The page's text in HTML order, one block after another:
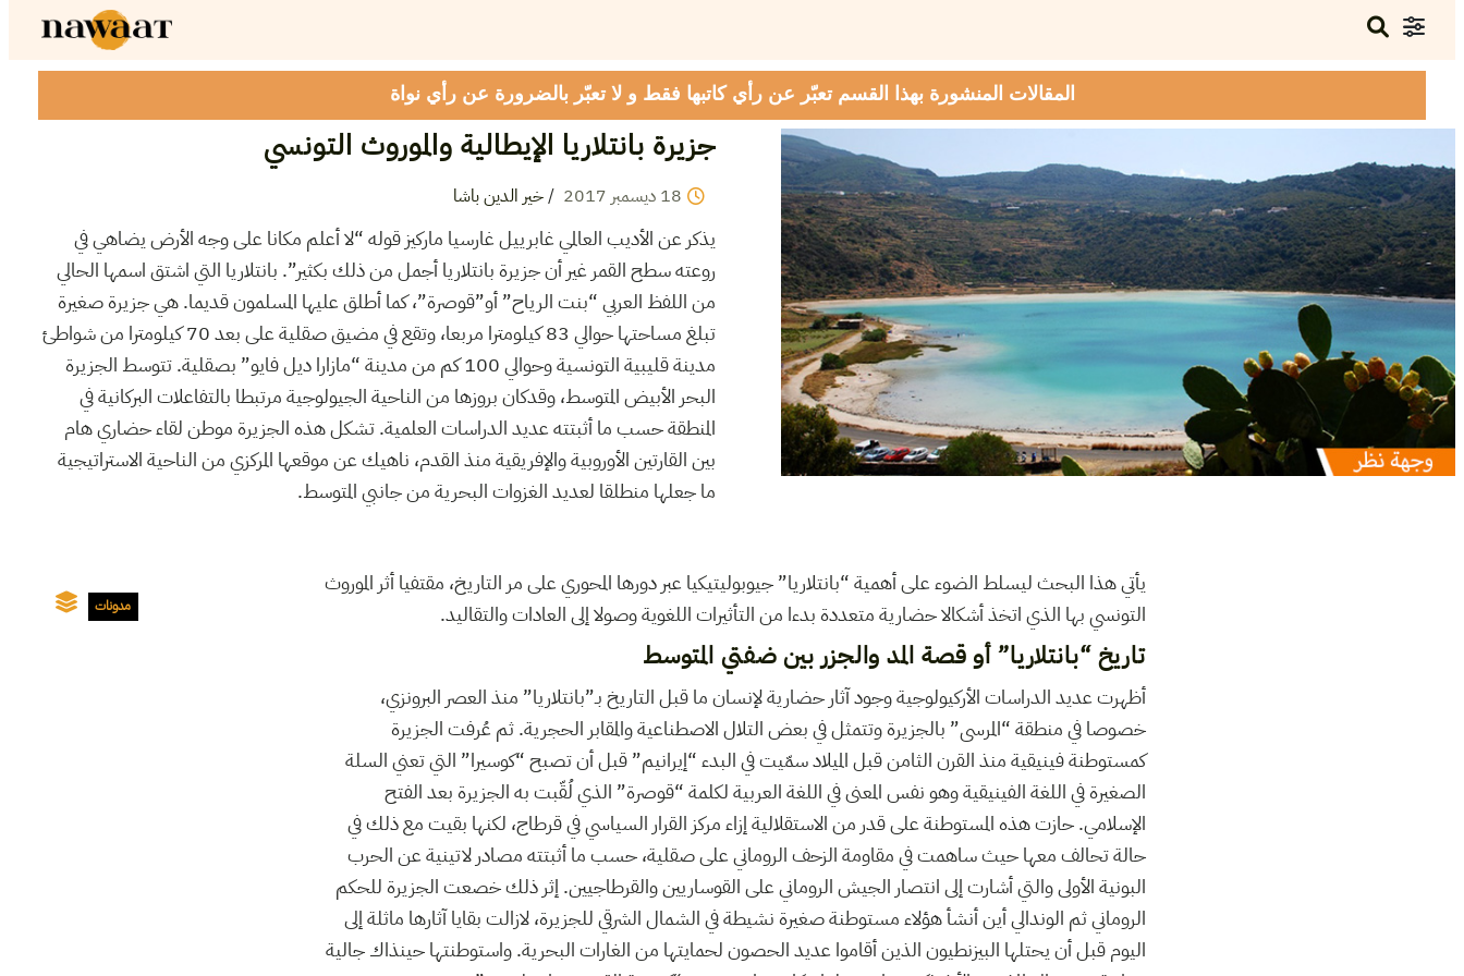
المقالات المنشورة بهذا القسم تعبّر عن رأي كاتبها فقط و لا تعبّر بالضرورة عن رأي نواة
جزيرة بانتلاريا الإيطالية والموروث التونسي
18 ديسمبر 2017
/خير الدين باشا
يذكر عن الأديب العالمي غابرييل غارسيا ماركيز قوله “لا أعلم مكانا على وجه الأرض يضاهي في
روعته سطح القمر غير أن جزيرة بانتلاريا أجمل من ذلك بكثير”. بانتلاريا التي اشتق اسمها الحالي
من اللفظ العربي “بنت الرياح” أو”قوصرة”، كما أطلق عليها المسلمون قديما. هي جزيرة صغيرة
تبلغ مساحتها حوالي 83 كيلومترا مربعا، وتقع في مضيق صقلية على بعد 70 كيلومترا من شواطئ
مدينة قليبية التونسية وحوالي 100 كم من مدينة “مازارا ديل فايو” بصقلية. تتوسط الجزيرة
البحر الأبيض المتوسط، وقدكان بروزها من الناحية الجيولوجية مرتبطا بالتفاعلات البركانية في
المنطقة حسب ما أثبتته عديد الدراسات العلمية. تشكل هذه الجزيرة موطن لقاء حضاري هام
بين القارتين الأوروبية والإفريقية منذ القدم، ناهيك عن موقعها المركزي من الناحية الاستراتيجية
ما جعلها منطلقا لعديد الغزوات البحرية من جانبي المتوسط.
مدونات
يأتي هذا البحث ليسلط الضوء على أهمية “بانتلاريا” جيوبوليتيكيا عبر دورها المحوري على مر التاريخ، مقتفيا أثر الموروث
التونسي بها الذي اتخذ أشكالا حضارية متعددة بدءا من التأثيرات اللغوية وصولا إلى العادات والتقاليد.
تاريخ “بانتلاريا” أو قصة المد والجزر بين ضفتي المتوسط
أظهرت عديد الدراسات الأركيولوجية وجود آثار حضارية لإنسان ما قبل التاريخ بـ”بانتلاريا” منذ العصر البرونزي،
خصوصا في منطقة “المرسى” بالجزيرة وتتمثل في بعض التلال الاصطناعية والمقابر الحجرية. ثم عُرفت الجزيرة
كمستوطنة فينيقية منذ القرن الثامن قبل الميلاد سمّيت في البدء “إيرانيم” قبل أن تصبح “كوسيرا” التي تعني السلة
الصغيرة في اللغة الفينيقية وهو نفس المعنى في اللغة العربية لكلمة “قوصرة” الذي لُقّبت به الجزيرة بعد الفتح
الإسلامي. حازت هذه المستوطنة على قدر من الاستقلالية إزاء مركز القرار السياسي في قرطاج، لكنها بقيت مع ذلك في
حالة تحالف معها حيث ساهمت في مقاومة الزحف الروماني على صقلية، حسب ما أثبتته مصادر لاتينية عن الحرب
البونية الأولى والتي أشارت إلى انتصار الجيش الروماني على القوساريين والقرطاجيين. إثر ذلك خصعت الجزيرة للحكم
الروماني ثم الوندالي أين أنشأ هؤلاء مستوطنة صغيرة نشيطة في الشمال الشرقي للجزيرة، لازالت بقايا آثارها ماثلة إلى
اليوم قبل أن يحتلها البيزنطيون الذين أقاموا عديد الحصون لحمايتها من الغارات البحرية. واستوطنتها حينذاك جالية